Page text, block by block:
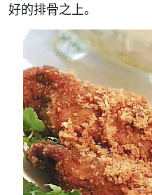
好的排骨之上。